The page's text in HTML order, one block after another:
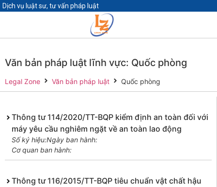
Dịch vụ luật sư, tư vấn pháp luật
Văn bản pháp luật lĩnh vực: Quốc phòng
Legal Zone Văn bản pháp luật Quốc phòng
Thông tư 114/2020/TT-BQP kiểm định an toàn đối với
máy yêu cầu nghiêm ngặt về an toàn lao động
Số ký hiệu:Ngày ban hành:
Cơ quan ban hành:
Thông tư 116/2015/TT-BQP tiêu chuẩn vật chất hậu